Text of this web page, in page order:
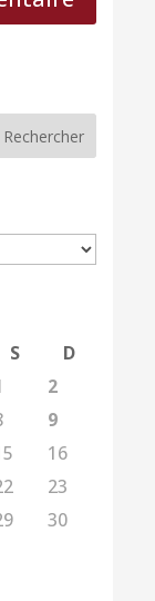
S
D
2
9
16
23
30